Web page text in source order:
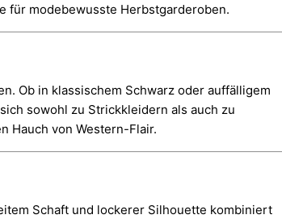
für modebewusste Herbstgarderoben.
Ob in klassischem Schwarz oder auffälligem
sowohl zu Strickkleidern als auch zu
Hauch von Western-Flair.
Schaft und lockerer Silhouette kombiniert